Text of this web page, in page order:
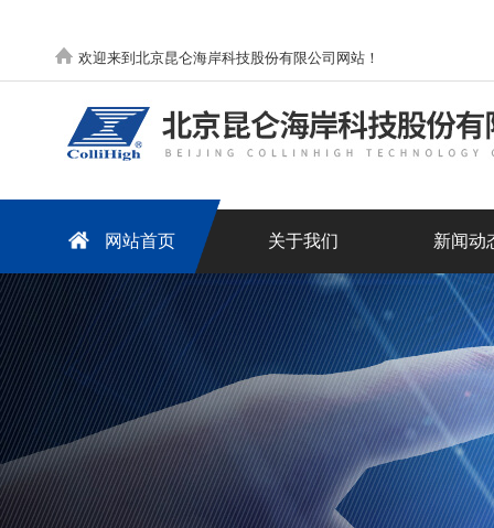
欢迎来到北京昆仑海岸科技股份有限公司网站！
网站首页 关于我们 新闻动